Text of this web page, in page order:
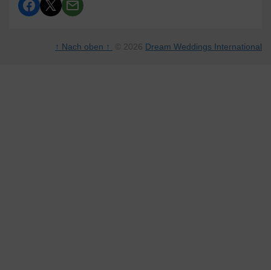
↑ Nach oben ↑ © 2026 Dream Weddings International